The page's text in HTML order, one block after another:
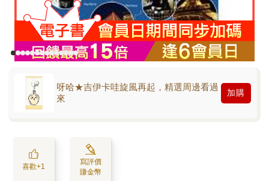
呀哈★吉伊卡哇旋風再起，精選周邊看過
來
加購
喜歡+1
寫評價
賺金幣